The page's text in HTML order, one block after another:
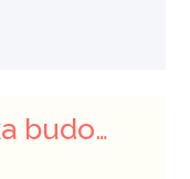
Asystent kierownika budowy